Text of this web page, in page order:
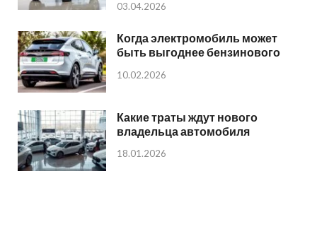
03.04.2026
Когда электромобиль может
быть выгоднее бензинового
10.02.2026
Какие траты ждут нового
владельца автомобиля
18.01.2026